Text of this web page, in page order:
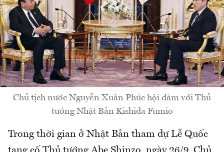
Chủ tịch nước Nguyễn Xuân Phúc hội đàm với Thủ
tướng Nhật Bản Kishida Fumio
Trong thời gian ở Nhật Bản tham dự Lễ Quốc